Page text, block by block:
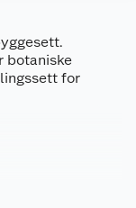
botaniske
for